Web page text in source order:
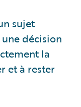
sujet
une décision
la
et à rester